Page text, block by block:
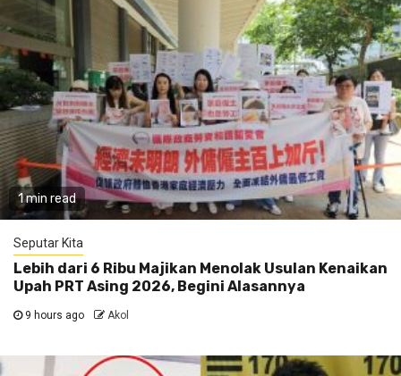
1 min read
Seputar Kita
Lebih dari 6 Ribu Majikan Menolak Usulan Kenaikan
Upah PRT Asing 2026, Begini Alasannya
9 hours ago Akol